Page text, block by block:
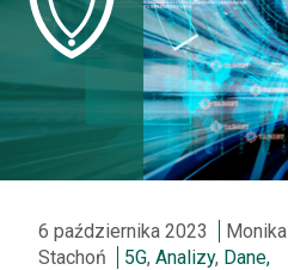
6 października 2023
Monika
Stachoń
5G, Analizy, Dane,